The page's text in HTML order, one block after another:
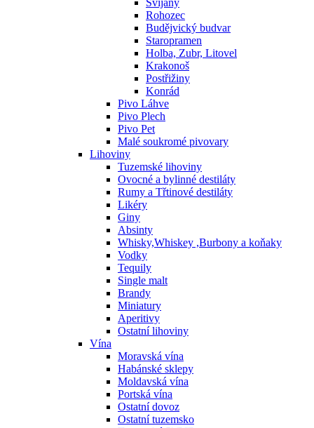
Svijany
Rohozec
Budějvický budvar
Staropramen
Holba, Zubr, Litovel
Krakonoš
Postřižiny
Konrád
Pivo Láhve
Pivo Plech
Pivo Pet
Malé soukromé pivovary
Lihoviny
Tuzemské lihoviny
Ovocné a bylinné destiláty
Rumy a Třtinové destiláty
Likéry
Giny
Absinty
Whisky,Whiskey ,Burbony a koňaky
Vodky
Tequily
Single malt
Brandy
Miniatury
Aperitivy
Ostatní lihoviny
Vína
Moravská vína
Habánské sklepy
Moldavská vína
Portská vína
Ostatní dovoz
Ostatní tuzemsko